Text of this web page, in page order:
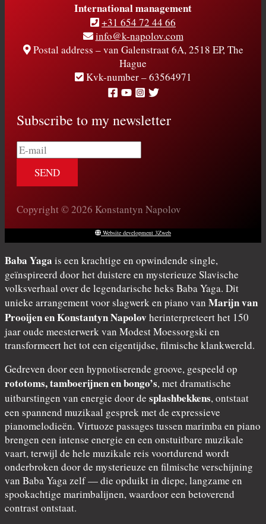
International management
+31 654 72 44 66
info@k-napolov.com
Postal address – van Galenstraat 6A, 2518 EP, The
Hague
Kvk-number – 63564971
Subscribe to my newsletter
E-
mail
Copyright © 2026 Konstantyn Napolov
Website development 3Zweb
Baba Yaga is een krachtige en opwindende single,
geïnspireerd door het duistere en mysterieuze Slavische
volksverhaal over de legendarische heks Baba Yaga. Dit
unieke arrangement voor slagwerk en piano van Marijn van
Prooijen en Konstantyn Napolov herinterpreteert het 150
jaar oude meesterwerk van Modest Moessorgski en
transformeert het tot een eigentijdse, filmische klankwereld.
Gedreven door een hypnotiserende groove, gespeeld op
rototoms, tamboerijnen en bongo’s, met dramatische
uitbarstingen van energie door de splashbekkens, ontstaat
een spannend muzikaal gesprek met de expressieve
pianomelodieën. Virtuoze passages tussen marimba en piano
brengen een intense energie en een onstuitbare muzikale
vaart, terwijl de hele muzikale reis voortdurend wordt
onderbroken door de mysterieuze en filmische verschijning
van Baba Yaga zelf — die opduikt in diepe, langzame en
spookachtige marimbalijnen, waardoor een betoverend
contrast ontstaat.